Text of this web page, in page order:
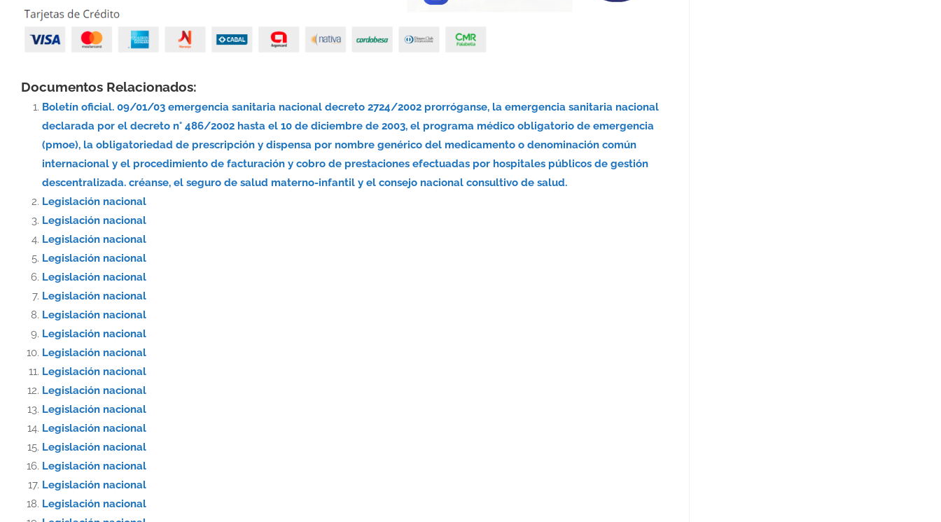
Documentos Relacionados:
Boletín oficial. 09/01/03 emergencia sanitaria nacional decreto 2724/2002 prorróganse, la emergencia sanitaria nacional
declarada por el decreto n° 486/2002 hasta el 10 de diciembre de 2003, el programa médico obligatorio de emergencia
(pmoe), la obligatoriedad de prescripción y dispensa por nombre genérico del medicamento o denominación común
internacional y el procedimiento de facturación y cobro de prestaciones efectuadas por hospitales públicos de gestión
descentralizada. créanse, el seguro de salud materno-infantil y el consejo nacional consultivo de salud.
Legislación nacional
Legislación nacional
Legislación nacional
Legislación nacional
Legislación nacional
Legislación nacional
Legislación nacional
Legislación nacional
Legislación nacional
Legislación nacional
Legislación nacional
Legislación nacional
Legislación nacional
Legislación nacional
Legislación nacional
Legislación nacional
Legislación nacional